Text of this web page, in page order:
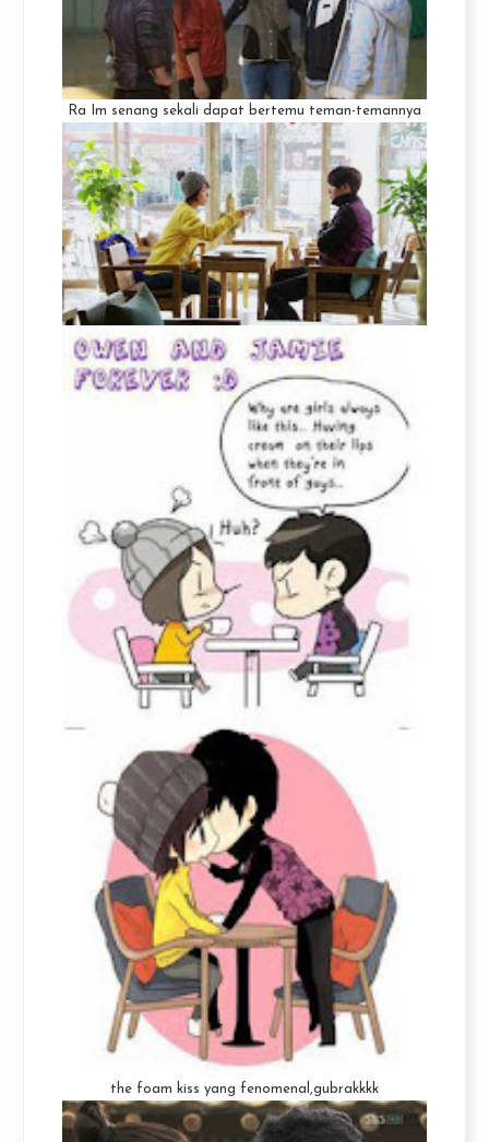
Ra Im senang sekali dapat bertemu teman-temannya
the foam kiss yang fenomenal,gubrakkkk